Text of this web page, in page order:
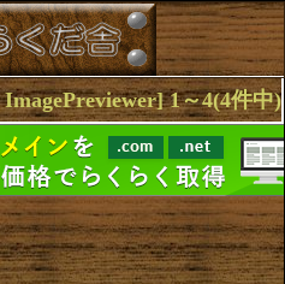
1～4(4件中)